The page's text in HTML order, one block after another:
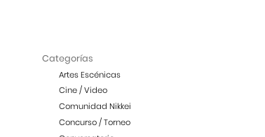
Categorías
Artes Escénicas
Cine / Video
Comunidad Nikkei
Concurso / Torneo